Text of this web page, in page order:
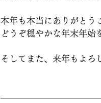
本年も本当にありがとう
どうぞ穏やかな年末年始
そしてまた、来年もよろ